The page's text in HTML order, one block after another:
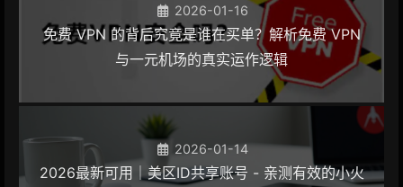
2026-01-16
免费 VPN 的背后究竟是谁在买单？解析免费 VPN
与一元机场的真实运作逻辑
2026-01-14
2026最新可用｜美区ID共享账号 - 亲测有效的小火